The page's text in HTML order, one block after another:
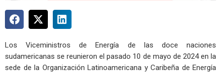
Los Viceministros de Energía de las doce naciones
sudamericanas se reunieron el pasado 10 de mayo de 2024 en la
sede de la Organización Latinoamericana y Caribeña de Energía